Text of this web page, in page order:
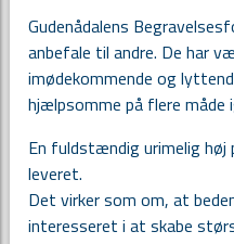
Gudenådalens
anbefale til andre. De har
imødekommende og
hjælpsomme på flere måde
En fuldstændig urimelig høj
leveret.
Det virker som om, at
interesseret i at skabe